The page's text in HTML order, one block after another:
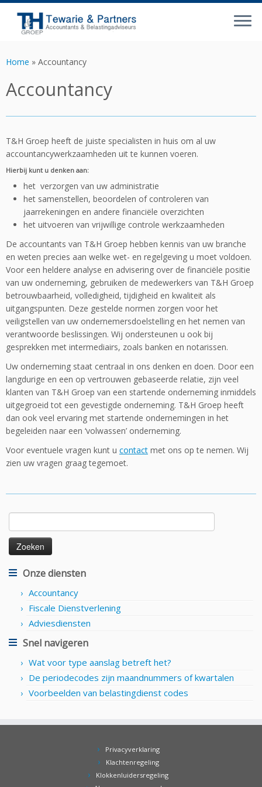
naar
Home » Accountancy
Accountancy
T&H Groep heeft de juiste specialisten in huis om al uw
accountancywerkzaamheden uit te kunnen voeren.
Hierbij kunt u denken aan:
het verzorgen van uw administratie
het samenstellen, beoordelen of controleren van
jaarrekeningen en andere financiële overzichten
het uitvoeren van vrijwillige controle werkzaamheden
De accountants van T&H Groep hebben kennis van uw branche
en weten precies aan welke wet- en regelgeving u moet voldoen.
Voor een heldere analyse en advisering over de financiële positie
van uw onderneming, gebruiken de medewerkers van T&H Groep
betrouwbaarheid, volledigheid, tijdigheid en kwaliteit als
uitgangspunten. Deze gestelde normen zorgen voor het
veiligstellen van uw ondernemersdoelstelling en het nemen van
verantwoorde beslissingen. Wij ondersteunen u ook bij
gesprekken met intermediairs, zoals banken en notarissen.
Uw onderneming staat centraal in ons denken en doen. Door een
langdurige en een op vertrouwen gebaseerde relatie, zijn veel
klanten van T&H Groep van een startende onderneming inmiddels
uitgegroeid tot een gevestigde onderneming. T&H Groep heeft
dan ook veel ervaring met startende ondernemingen in het
begeleiden naar een ‘volwassen’ onderneming.
Voor eventuele vragen kunt u contact met ons op te nemen. Wij
zien uw vragen graag tegemoet.
Zoeken
naar:
Onze diensten
Accountancy
Fiscale Dienstverlening
Adviesdiensten
Snel navigeren
Wat voor type aanslag betreft het?
De periodecodes zijn maandnummers of kwartalen
Voorbeelden van belastingdienst codes
Privacyverklaring
Klachtenregeling
Klokkenluidersregeling